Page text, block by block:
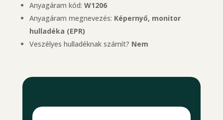
Anyagáram kód: W1206
Anyagáram megnevezés: Képernyő, monitor
hulladéka (EPR)
Veszélyes hulladéknak számít? Nem